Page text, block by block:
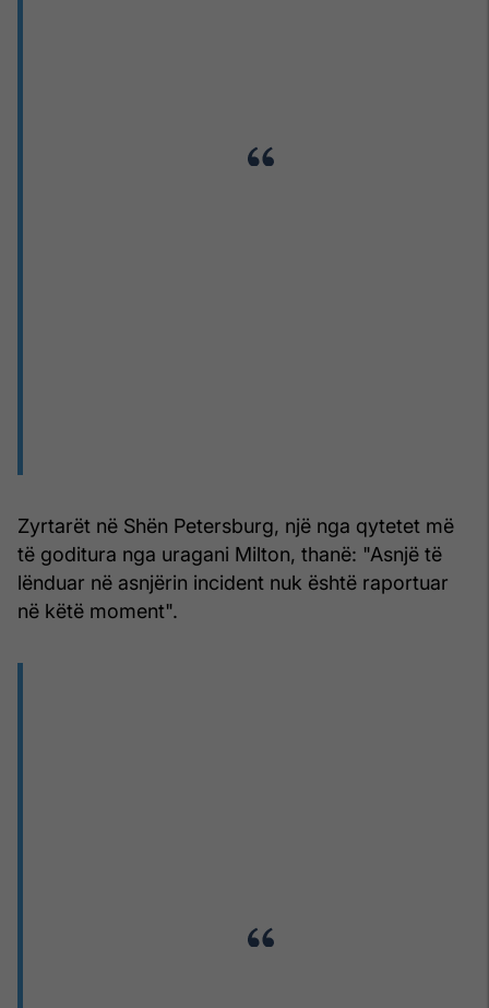
Zyrtarët në Shën Petersburg, një nga qytetet më
të goditura nga uragani Milton, thanë: "Asnjë të
lënduar në asnjërin incident nuk është raportuar
në këtë moment".